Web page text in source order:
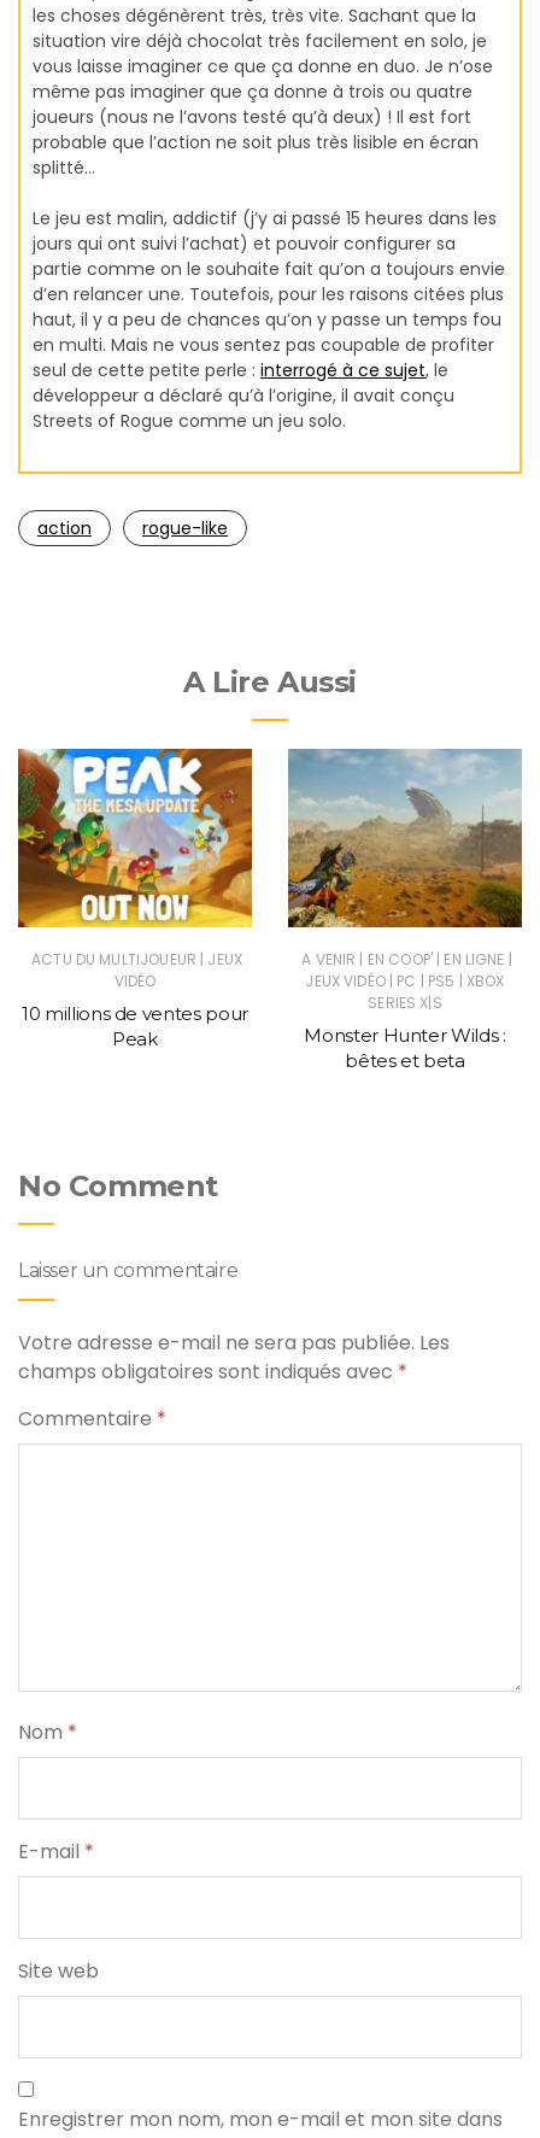
les choses dégénèrent très, très vite. Sachant que la
situation vire déjà chocolat très facilement en solo, je
vous laisse imaginer ce que ça donne en duo. Je n’ose
même pas imaginer que ça donne à trois ou quatre
joueurs (nous ne l’avons testé qu’à deux) ! Il est fort
probable que l’action ne soit plus très lisible en écran
splitté…
Le jeu est malin, addictif (j’y ai passé 15 heures dans les
jours qui ont suivi l’achat) et pouvoir configurer sa
partie comme on le souhaite fait qu’on a toujours envie
d’en relancer une. Toutefois, pour les raisons citées plus
haut, il y a peu de chances qu’on y passe un temps fou
en multi. Mais ne vous sentez pas coupable de profiter
seul de cette petite perle : interrogé à ce sujet, le
développeur a déclaré qu’à l’origine, il avait conçu
Streets of Rogue comme un jeu solo.
action rogue-like
A Lire Aussi
ACTU DU MULTIJOUEUR | JEUX
VIDÉO
10 millions de ventes pour
Peak
A VENIR | EN COOP' | EN LIGNE |
JEUX VIDÉO | PC | PS5 | XBOX
SERIES X|S
Monster Hunter Wilds :
bêtes et beta
No Comment
Laisser un commentaire
Votre adresse e-mail ne sera pas publiée. Les
champs obligatoires sont indiqués avec *
Commentaire *
Nom *
E-mail *
Site web
Enregistrer mon nom, mon e-mail et mon site dans